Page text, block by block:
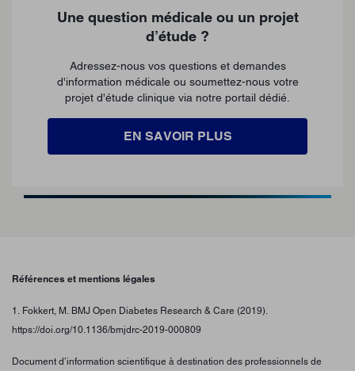
Une question médicale ou un projet
d’étude ?
Adressez-nous vos questions et demandes
d'information médicale ou soumettez-nous votre
projet d'étude clinique via notre portail dédié.
EN SAVOIR PLUS
Références et mentions légales
1. Fokkert, M. BMJ Open Diabetes Research & Care (2019).
https://doi.org/10.1136/bmjdrc-2019-000809
Document d’information scientifique à destination des professionnels de